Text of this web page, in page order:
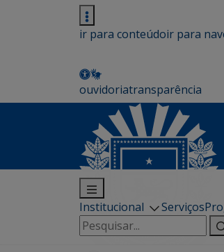
ir para conteúdoir para
ouvidoriatransparência
Institucional Serviços
Pesquisar
por: